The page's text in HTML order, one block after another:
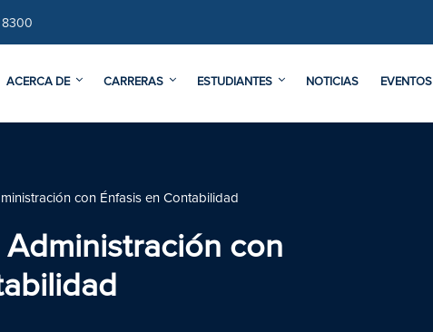
8300
ACERCA DE CARRERAS ESTUDIANTES NOTICIAS EVENTOS
con Énfasis en Contabilidad
Administración con